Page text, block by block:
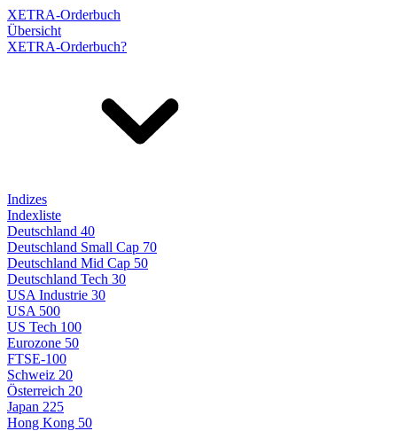
XETRA-Orderbuch
Übersicht
XETRA-Orderbuch?
Indizes
Indexliste
Deutschland 40
Deutschland Small Cap 70
Deutschland Mid Cap 50
Deutschland Tech 30
USA Industrie 30
USA 500
US Tech 100
Eurozone 50
FTSE-100
Schweiz 20
Österreich 20
Japan 225
Hong Kong 50